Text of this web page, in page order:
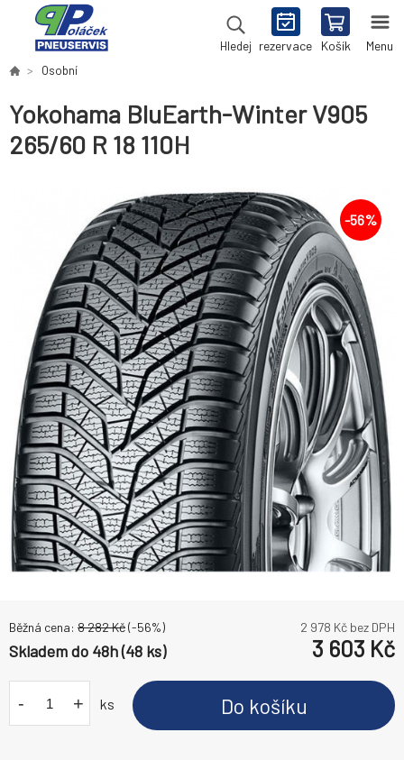
Hledej rezervace Košík Menu
Osobní
Yokohama BluEarth-Winter V905
265/60 R 18 110H
-56%
Běžná cena: 8 282Kč(-56%) 2 978 Kč bez DPH
Skladem do 48h (48 ks) 3 603 Kč
- + ks Do košíku